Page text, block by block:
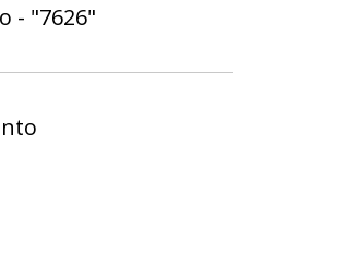
- "7626"